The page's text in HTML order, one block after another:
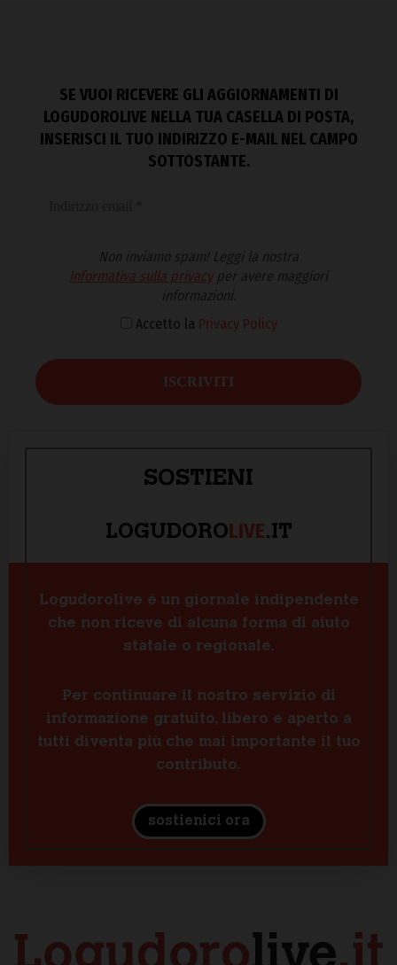
SE VUOI RICEVERE GLI AGGIORNAMENTI DI
LOGUDOROLIVE NELLA TUA CASELLA DI POSTA,
INSERISCI IL TUO INDIRIZZO E-MAIL NEL CAMPO
SOTTOSTANTE.
Non inviamo spam! Leggi la nostra
Informativa sulla privacyper avere maggiori
informazioni.
Accetto la Privacy Policy
SOSTIENI
LOGUDOROLIVE.IT
Logudorolive è un giornale indipendente
che non riceve di alcuna forma di aiuto
statale o regionale.
Per continuare il nostro servizio di
informazione gratuito, libero e aperto a
tutti diventa più che mai importante il tuo
contributo.
sostienici ora